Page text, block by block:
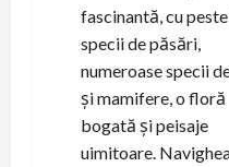
fascinantă, cu
specii de păsări,
numeroase specii
și mamifere, o floră
bogată și peisaje
uimitoare.